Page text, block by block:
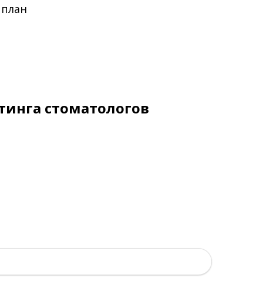
стоматологов